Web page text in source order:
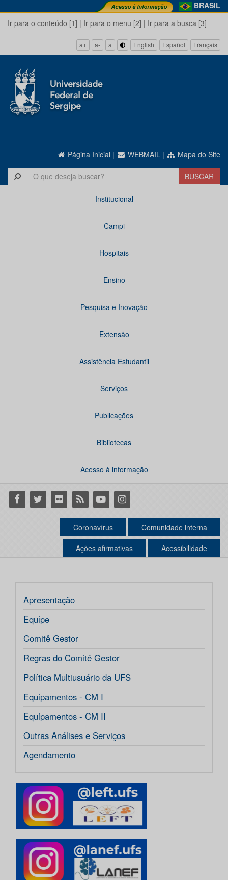
BRASIL
Ir para o conteúdo [1] | Ir para o menu [2] | Ir para a busca [3]
a+ a- a English Español Français
Página Inicial | WEBMAIL | Mapa do Site
Institucional
Campi
Hospitais
Ensino
Pesquisa e Inovação
Extensão
Assistência Estudantil
Serviços
Publicações
Bibliotecas
Acesso à informação
Facebook
Twitter Flickr RSS YoutubeInstagram
Coronavírus Comunidade interna
Ações afirmativas Acessibilidade
Apresentação
Equipe
Comitê Gestor
Regras do Comitê Gestor
Política Multiusuário da UFS
Equipamentos - CM I
Equipamentos - CM II
Outras Análises e Serviços
Agendamento